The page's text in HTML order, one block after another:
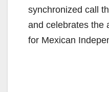
synchronized call
and celebrates the
for Mexican